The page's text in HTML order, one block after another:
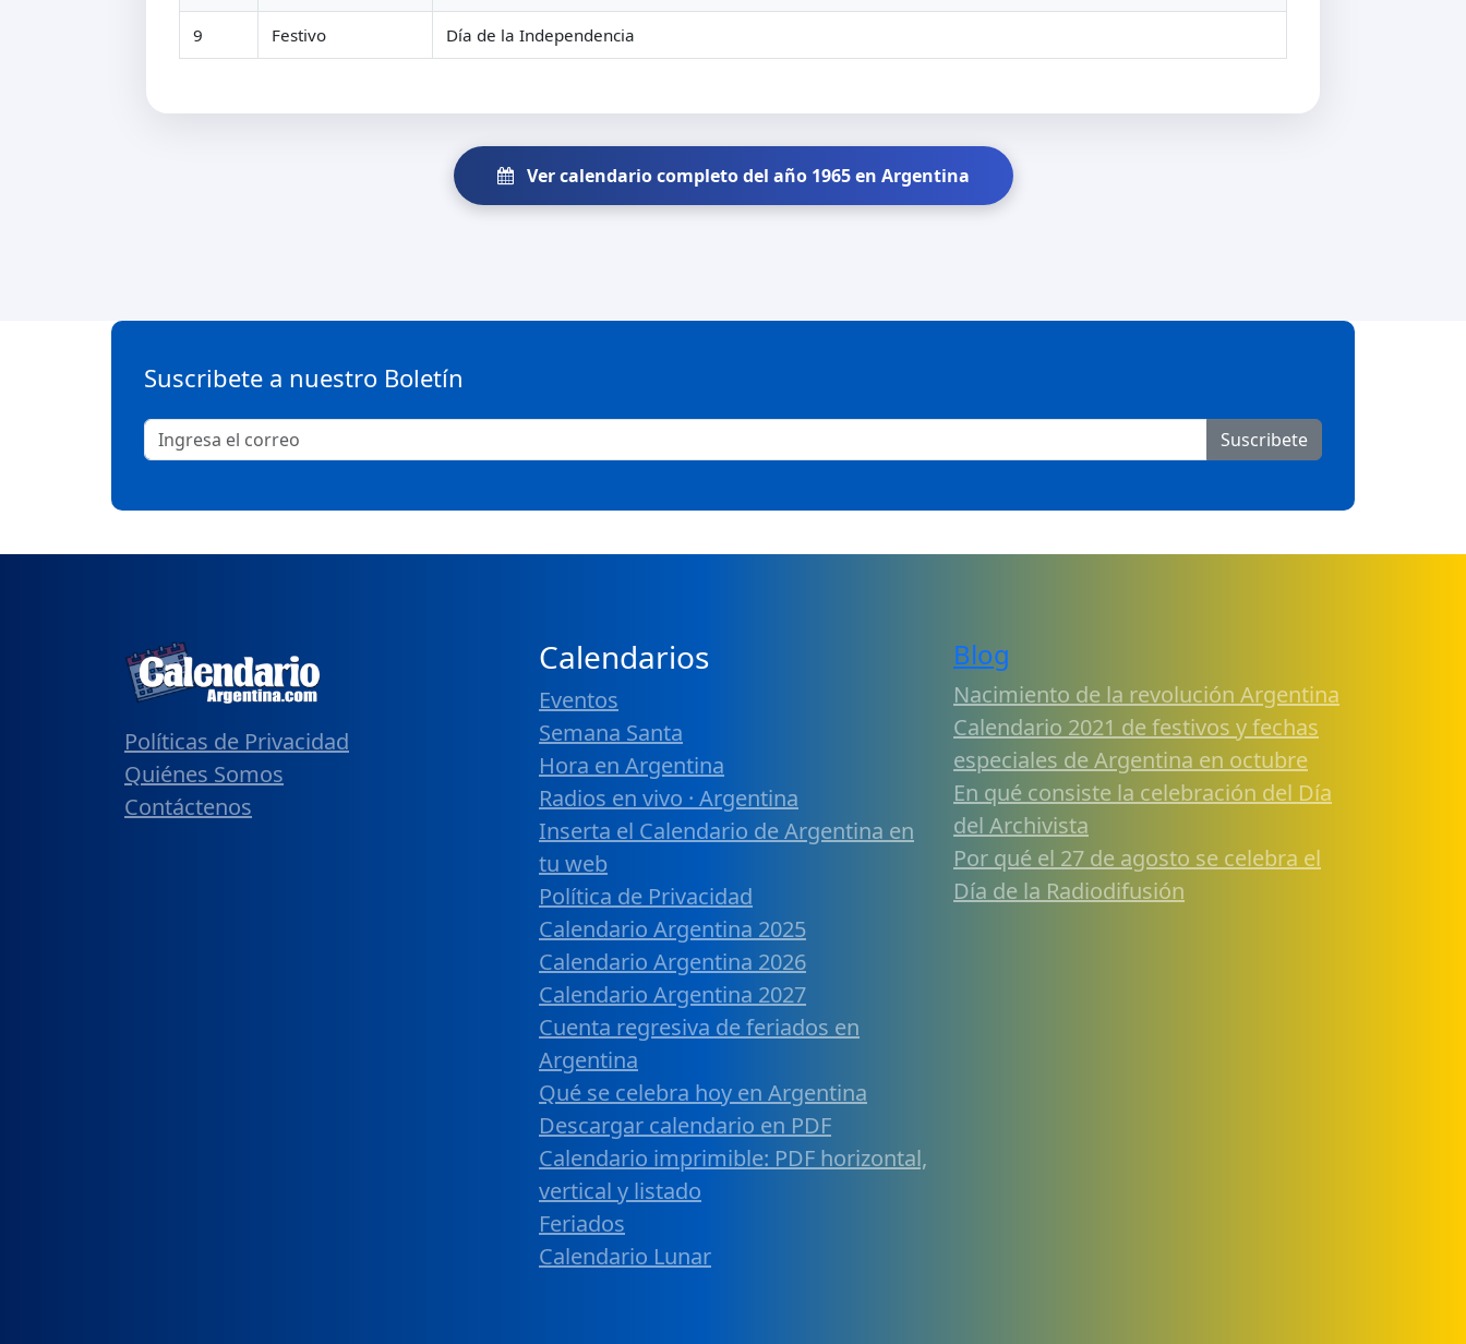
9 Festivo Día de la Independencia
Ver calendario completo del año 1965 en Argentina
Suscribete a nuestro Boletín
Suscribete
Políticas de Privacidad
Quiénes Somos
Contáctenos
Calendarios
Eventos
Semana Santa
Hora en Argentina
Radios en vivo · Argentina
Inserta el Calendario de Argentina en
tu web
Política de Privacidad
Calendario Argentina 2025
Calendario Argentina 2026
Calendario Argentina 2027
Cuenta regresiva de feriados en
Argentina
Qué se celebra hoy en Argentina
Descargar calendario en PDF
Calendario imprimible: PDF horizontal,
vertical y listado
Feriados
Calendario Lunar
Blog
Nacimiento de la revolución Argentina
Calendario 2021 de festivos y fechas
especiales de Argentina en octubre
En qué consiste la celebración del Día
del Archivista
Por qué el 27 de agosto se celebra el
Día de la Radiodifusión